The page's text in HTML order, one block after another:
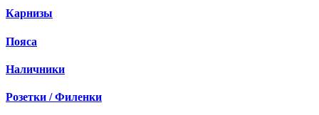
Карнизы
Пояса
Наличники
Розетки / Филенки